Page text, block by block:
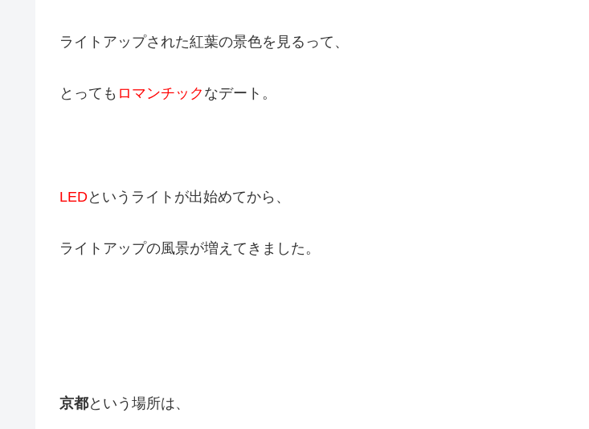
ライトアップされた紅葉の景色を見るって、
とっても ロマンチック なデート。
LEDというライトが出始めてから、
ライトアップの風景が増えてきました。
京都という場所は、